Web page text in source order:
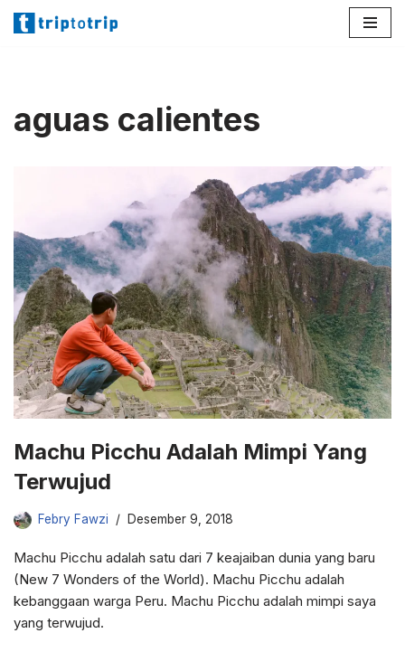
aguas calientes
Machu Picchu Adalah Mimpi Yang
Terwujud
Febry Fawzi Desember 9, 2018
Machu Picchu adalah satu dari 7 keajaiban dunia yang baru
(New 7 Wonders of the World). Machu Picchu adalah
kebanggaan warga Peru. Machu Picchu adalah mimpi saya
yang terwujud.